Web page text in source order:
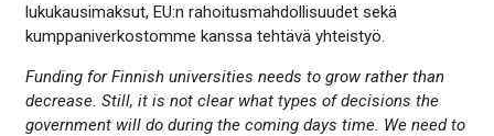
lukukausimaksut, EU:n rahoitusmahdollisuudet sekä
kumppaniverkostomme kanssa tehtävä yhteistyö.
Funding for Finnish universities needs to grow rather than
decrease. Still, it is not clear what types of decisions the
government will do during the coming days time. We need to